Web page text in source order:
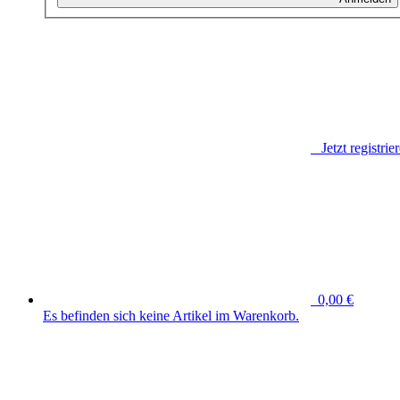
Jetzt
0,00 €
Es befinden sich keine Artikel im Warenkorb.